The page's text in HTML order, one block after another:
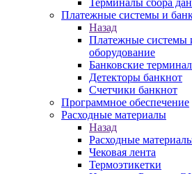
Терминалы сбора
Платежные системы и
Назад
Платежные системы
оборудование
Банковские
Детекторы банкнот
Счетчики банкнот
Программное обеспечение
Расходные материалы
Назад
Расходные
Чековая лента
Термоэтикетки